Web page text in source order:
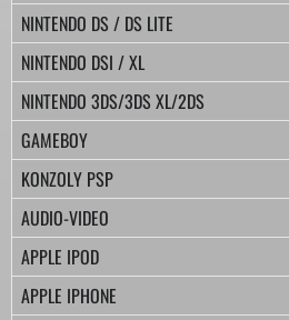
NINTENDO DS / DS LITE
NINTENDO DSI / XL
NINTENDO 3DS/3DS XL/2DS
GAMEBOY
KONZOLY PSP
AUDIO-VIDEO
APPLE IPOD
APPLE IPHONE